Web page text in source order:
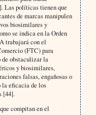
Las políticas tienen que
de marcas manipulen
biosimilares y
se indica en la Orden
trabajará con el
(FTC) para
obstaculizar la
y biosimilares,
falsas, engañosas o
la eficacia de los
[44].
compitan en el